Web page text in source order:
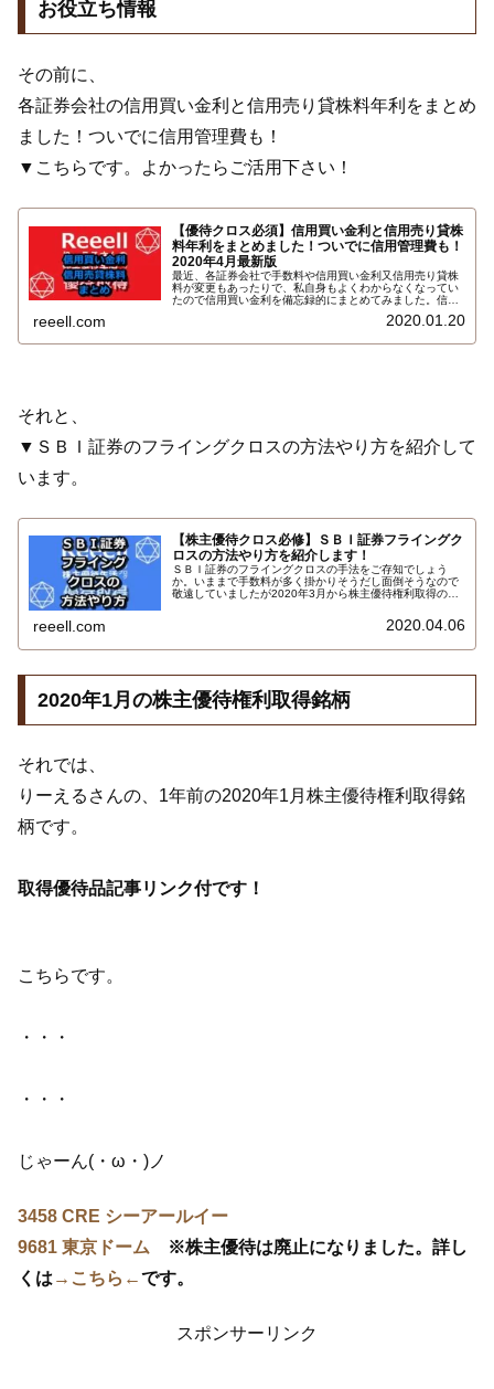
お役立ち情報
その前に、
各証券会社の信用買い金利と信用売り貸株料年利をまとめ
ました！ついでに信用管理費も！
▼こちらです。よかったらご活用下さい！
【優待クロス必須】信用買い金利と信用売り貸株
料年利をまとめました！ついでに信用管理費も！
2020年4月最新版
最近、各証券会社で手数料や信用買い金利又信用売り貸株
料が変更もあったりで、私自身もよくわからなくなってい
たので信用買い金利を備忘録的にまとめてみました。信用
以上）も一覧にまとめました。こちらです…
reeell.com 2020.01.20
それと、
▼ＳＢＩ証券のフライングクロスの方法やり方を紹介して
います。
【株主優待クロス必修】ＳＢＩ証券フライングク
ロスの方法やり方を紹介します！
ＳＢＩ証券のフライングクロスの手法をご存知でしょう
か。いままで手数料が多く掛かりそうだし面倒そうなので
敬遠していましたが2020年3月から株主優待権利取得のＳ
ロス解消の決済注文もとても簡単だったので手法やり方方
reeell.com 2020.04.06
2020年1月の株主優待権利取得銘柄
それでは、
りーえるさんの、1年前の2020年1月株主優待権利取得銘
柄です。
取得優待品記事リンク付です！
こちらです。
・・・
・・・
じゃーん(・ω・)ノ
3458 CRE シーアールイー
9681 東京ドーム ※株主優待は廃止になりました。詳し
くは →こちら←です。
スポンサーリンク